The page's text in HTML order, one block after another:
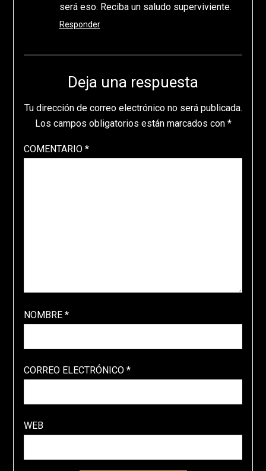
será eso. Reciba un saludo superviviente.
Responder
Deja una respuesta
Tu dirección de correo electrónico no será publicada.
Los campos obligatorios están marcados con *
COMENTARIO *
NOMBRE *
CORREO ELECTRÓNICO *
WEB